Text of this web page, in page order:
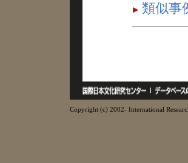
類似事
Copyright (c) 2002- International